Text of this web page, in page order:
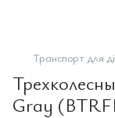
Транспорт для
Gray